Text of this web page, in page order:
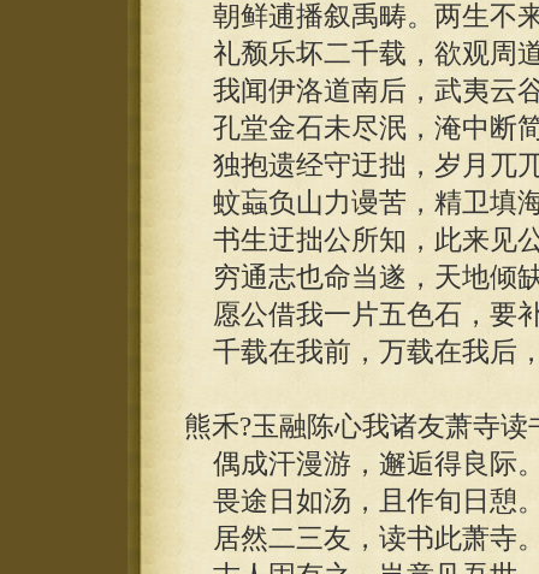
朝鲜逋播叙禹畴。两生不
礼颓乐坏二千载，欲观周
我闻伊洛道南后，武夷云
孔堂金石未尽泯，淹中断
独抱遗经守迂拙，岁月兀
蚊蝱负山力谩苦，精卫填
书生迂拙公所知，此来见
穷通志也命当遂，天地倾
愿公借我一片五色石，要
千载在我前，万载在我后
熊禾?玉融陈心我诸友萧寺读
偶成汗漫游，邂逅得良际
畏途日如汤，且作旬日憩
居然二三友，读书此萧寺